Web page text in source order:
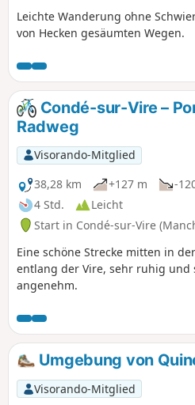
Leichte Wanderung ohne
von Hecken gesäumten Wegen.
Condé-sur-Vire –
Radweg
Visorando-Mitglied
38,28 km
+127 m
-
4 Std.
Leicht
Start in Condé-sur-Vire
Eine schöne Strecke mitten in
entlang der Vire, sehr ruhig und
angenehm.
Umgebung von
Visorando-Mitglied